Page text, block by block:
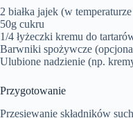
2 białka jajek (w
50g cukru
1/4 łyżeczki kremu do
Barwniki spożywcze
Ulubione nadzienie (np.
Przygotowanie
Przesiewanie składników